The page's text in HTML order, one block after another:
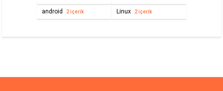
android 2 içerik Linux 2 içerik